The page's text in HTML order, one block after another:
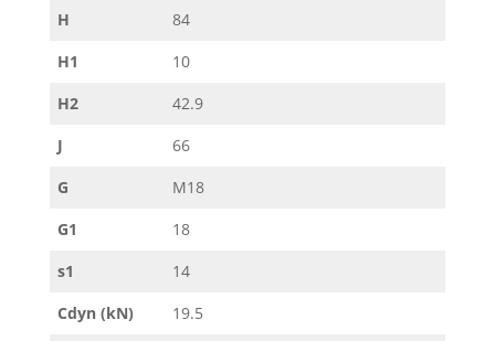
H
84
H1
10
H2
42.9
J
66
G
M18
G1
18
s1
14
Cdyn (kN)
19.5